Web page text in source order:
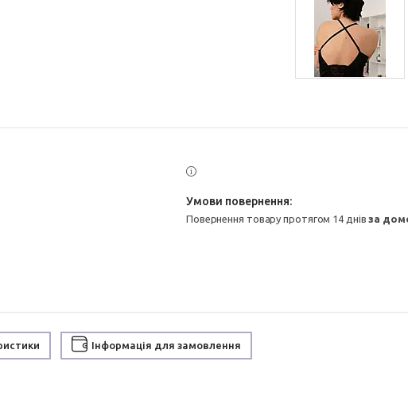
повернення товару протягом 14 днівза
Інформація для замовлення